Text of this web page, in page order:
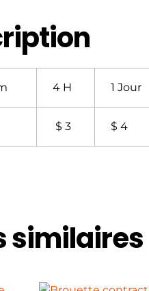
4 H 1 Jour
$ 3 $ 4
similaires